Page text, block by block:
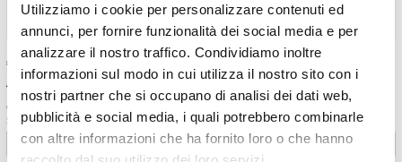
Utilizziamo i cookie per personalizzare contenuti ed
annunci, per fornire funzionalità dei social media e per
analizzare il nostro traffico. Condividiamo inoltre
informazioni sul modo in cui utilizza il nostro sito con i
nostri partner che si occupano di analisi dei dati web,
pubblicità e social media, i quali potrebbero combinarle
con altre informazioni che ha fornito loro o che hanno
€ 48.75 -15%
€ 57.35
Coprisella Dalla Valle KTM 525
SX-F (2003-2007) wave Nero
€ 36.38 -15%
RMZ 250 (2004-2018) racing
Nero